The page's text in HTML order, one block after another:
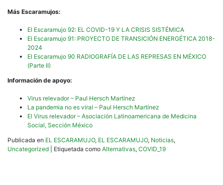
Más Escaramujos:
El Escaramujo 92: EL COVID-19 Y LA CRISIS SISTÉMICA
El Escaramujo 91: PROYECTO DE TRANSICIÓN ENERGÉTICA 2018-
2024
El Escaramujo 90 RADIOGRAFÍA DE LAS REPRESAS EN MÉXICO
(Parte II)
Información de apoyo:
Virus relevador – Paul Hersch Martínez
La pandemia no es viral – Paul Hersch Martínez
El Virus relevador – Asociación Latinoamericana de Medicina
Social, Sección México
Publicada en EL ESCARAMUJO, EL ESCARAMUJO, Noticias,
Uncategorized
Etiquetada como Alternativas, COVID_19